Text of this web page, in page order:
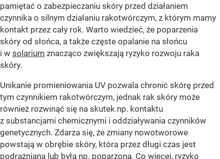
pamiętać o zabezpieczaniu skóry przed działaniem
czynnika o silnym działaniu rakotwórczym, z którym mamy
kontakt przez cały rok. Warto wiedzieć, że poparzenia
skóry od słońca, a także częste opalanie na słońcu
i w solarium znacząco zwiększają ryzyko rozwoju raka
skóry.
Unikanie promieniowania UV pozwala chronić skórę przed
tym czynnikiem rakotwórczym, jednak rak skóry może
również rozwinąć się na skutek np. kontaktu
z substancjami chemicznymi i oddziaływania czynników
genetycznych. Zdarza się, że zmiany nowotworowe
powstają w obrębie skóry, która przez długi czas jest
podrażniana lub była np. poparzona. Co więcej, ryzyko